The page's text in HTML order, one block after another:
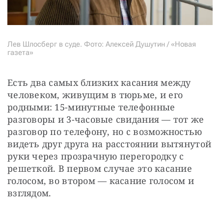
Лев Шлосберг в суде. Фото: Алексей Душутин / «Новая
газета»
Есть два самых близких касания между
человеком, живущим в тюрьме, и его
родными: 15-минутные телефонные
разговоры и 3-часовые свидания — тот же
разговор по телефону, но с возможностью
видеть друг друга на расстоянии вытянутой
руки через прозрачную перегородку с
решеткой. В первом случае это касание
голосом, во втором — касание голосом и
взглядом.